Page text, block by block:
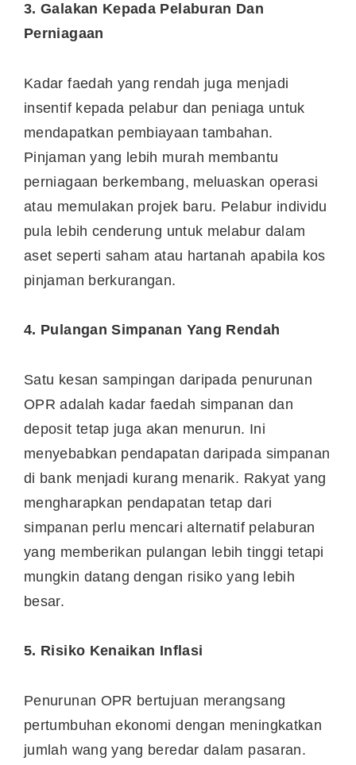
3. Galakan Kepada Pelaburan Dan
Perniagaan
Kadar faedah yang rendah juga menjadi
insentif kepada pelabur dan peniaga untuk
mendapatkan pembiayaan tambahan.
Pinjaman yang lebih murah membantu
perniagaan berkembang, meluaskan operasi
atau memulakan projek baru. Pelabur individu
pula lebih cenderung untuk melabur dalam
aset seperti saham atau hartanah apabila kos
pinjaman berkurangan.
4. Pulangan Simpanan Yang Rendah
Satu kesan sampingan daripada penurunan
OPR adalah kadar faedah simpanan dan
deposit tetap juga akan menurun. Ini
menyebabkan pendapatan daripada simpanan
di bank menjadi kurang menarik. Rakyat yang
mengharapkan pendapatan tetap dari
simpanan perlu mencari alternatif pelaburan
yang memberikan pulangan lebih tinggi tetapi
mungkin datang dengan risiko yang lebih
besar.
5. Risiko Kenaikan Inflasi
Penurunan OPR bertujuan merangsang
pertumbuhan ekonomi dengan meningkatkan
jumlah wang yang beredar dalam pasaran.